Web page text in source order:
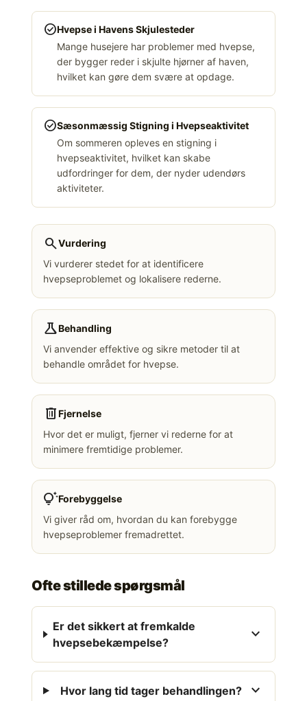
check_circleHvepse i Havens Skjulesteder
Mange husejere har problemer med hvepse,
der bygger reder i skjulte hjørner af haven,
hvilket kan gøre dem svære at opdage.
check_circleSæsonmæssig Stigning i Hvepseaktivitet
Om sommeren opleves en stigning i
hvepseaktivitet, hvilket kan skabe
udfordringer for dem, der nyder udendørs
aktiviteter.
searchVurdering
Vi vurderer stedet for at identificere
hvepseproblemet og lokalisere rederne.
scienceBehandling
Vi anvender effektive og sikre metoder til at
behandle området for hvepse.
deleteFjernelse
Hvor det er muligt, fjerner vi rederne for at
minimere fremtidige problemer.
tips_and_updatesForebyggelse
Vi giver råd om, hvordan du kan forebygge
hvepseproblemer fremadrettet.
Ofte stillede spørgsmål
Er det sikkert at fremkalde
hvepsebekæmpelse?
expand_more
Hvor lang tid tager behandlingen? expand_more